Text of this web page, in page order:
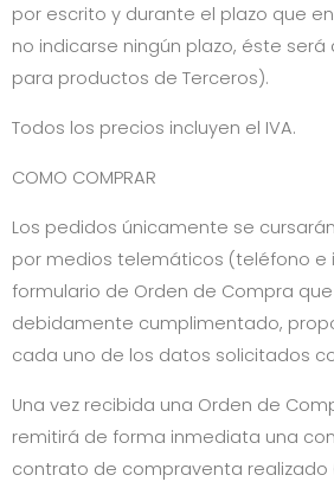
por escrito y durante el plazo que
no indicarse ningún plazo, éste será
para productos de Terceros).
Todos los precios incluyen el IVA.
COMO COMPRAR
Los pedidos únicamente se
por medios telemáticos (teléfono e
formulario de Orden de Compra
debidamente cumplimentado,
cada uno de los datos solicitados
Una vez recibida una Orden de
remitirá de forma inmediata una
contrato de compraventa realizado